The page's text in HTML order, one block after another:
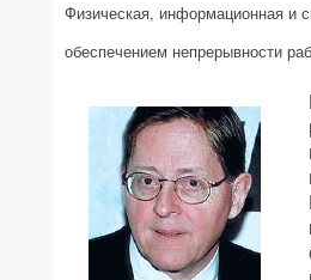
Физическая, информационная и
обеспечением непрерывности